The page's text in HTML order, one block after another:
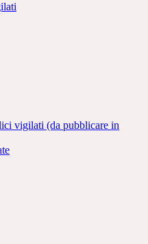
vigilati (da pubblicare in